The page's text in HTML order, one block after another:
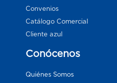
Convenios
Catálogo Comercial
Cliente azul
Conócenos
Quiénes Somos